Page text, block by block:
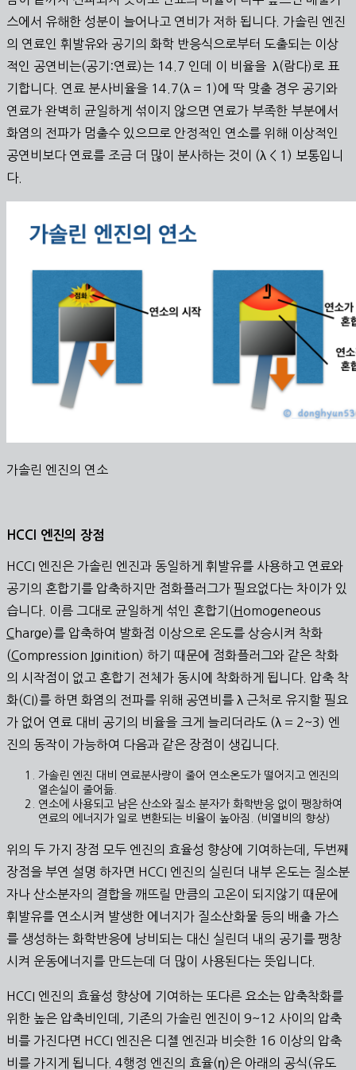
스에서 유해한 성분이 늘어나고 연비가 저하 됩니다. 가솔린 엔진
의 연료인 휘발유와 공기의 화학 반응식으로부터 도출되는 이상
적인 공연비는(공기:연료)는 14.7 인데 이 비율을 λ(람다)로 표
기합니다. 연료 분사비율을 14.7(λ = 1)에 딱 맞출 경우 공기와
연료가 완벽히 균일하게 섞이지 않으면 연료가 부족한 부분에서
화염의 전파가 멈출수 있으므로 안정적인 연소를 위해 이상적인
공연비보다 연료를 조금 더 많이 분사하는 것이 (λ < 1) 보통입니
다.
가솔린 엔진의 연소
HCCI 엔진의 장점
HCCI 엔진은 가솔린 엔진과 동일하게 휘발유를 사용하고 연료와
공기의 혼합기를 압축하지만 점화플러그가 필요없다는 차이가 있
습니다. 이름 그대로 균일하게 섞인 혼합기( Homogeneous
Charge)를 압축하여 발화점 이상으로 온도를 상승시켜 착화
(Compression Iginition) 하기 때문에 점화플러그와 같은 착화
의 시작점이 없고 혼합기 전체가 동시에 착화하게 됩니다. 압축 착
화(CI)를 하면 화염의 전파를 위해 공연비를 λ 근처로 유지할 필요
가 없어 연료 대비 공기의 비율을 크게 늘리더라도 (λ = 2~3) 엔
진의 동작이 가능하여 다음과 같은 장점이 생깁니다.
가솔린 엔진 대비 연료분사량이 줄어 연소온도가 떨어지고 엔진의
열손실이 줄어듦.
연소에 사용되고 남은 산소와 질소 분자가 화학반응 없이 팽창하여
연료의 에너지가 일로 변환되는 비율이 높아짐. (비열비의 향상)
위의 두 가지 장점 모두 엔진의 효율성 향상에 기여하는데, 두번째
장점을 부연 설명 하자면 HCCI 엔진의 실린더 내부 온도는 질소분
자나 산소분자의 결합을 깨뜨릴 만큼의 고온이 되지않기 때문에
휘발유를 연소시켜 발생한 에너지가 질소산화물 등의 배출 가스
를 생성하는 화학반응에 낭비되는 대신 실린더 내의 공기를 팽창
시켜 운동에너지를 만드는데 더 많이 사용된다는 뜻입니다.
HCCI 엔진의 효율성 향상에 기여하는 또다른 요소는 압축착화를
위한 높은 압축비인데, 기존의 가솔린 엔진이 9~12 사이의 압축
비를 가진다면 HCCI 엔진은 디젤 엔진과 비슷한 16 이상의 압축
비를 가지게 됩니다. 4행정 엔진의 효율(η)은 아래의 공식(유도